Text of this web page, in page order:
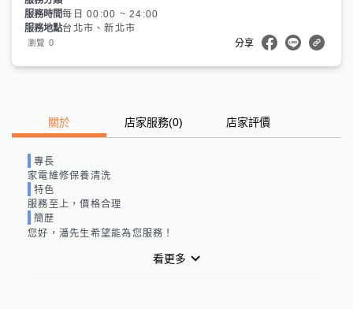
服務時間每日 00:00 ~ 24:00
服務地點台北市、新北市
瀏覽 0 分享
關於 店家服務(0) 店家評價
專長
家電維修保養清洗
特色
服務至上，價格合理
簡歷
您好， 潘先生 希望能為您服務！
看更多